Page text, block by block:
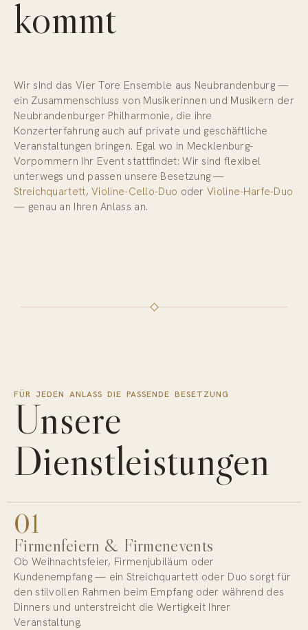
kommt
Wir sind das Vier Tore Ensemble aus Neubrandenburg —
ein Zusammenschluss von Musikerinnen und Musikern der
Neubrandenburger Philharmonie, die ihre
Konzerterfahrung auch auf private und geschäftliche
Veranstaltungen bringen. Egal wo in Mecklenburg-
Vorpommern Ihr Event stattfindet: Wir sind flexibel
unterwegs und passen unsere Besetzung —
Streichquartett,Violine-Cello-Duo oderVioline-Harfe-Duo
— genau an Ihren Anlass an.
FÜR JEDEN ANLASS DIE PASSENDE BESETZUNG
Unsere
Dienstleistungen
01
Firmenfeiern & Firmenevents
Ob Weihnachtsfeier, Firmenjubiläum oder
Kundenempfang — ein Streichquartett oder Duo sorgt für
den stilvollen Rahmen beim Empfang oder während des
Dinners und unterstreicht die Wertigkeit Ihrer
Veranstaltung.